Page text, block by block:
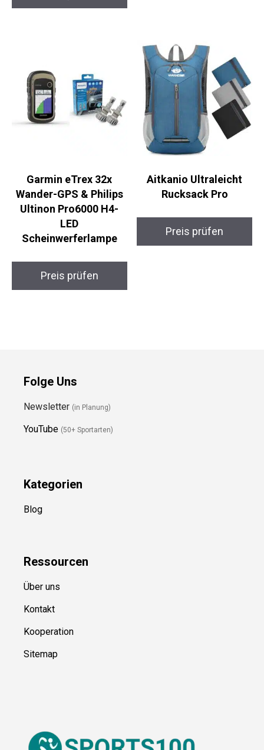
Garmin eTrex 32x
Wander-GPS & Philips
Ultinon Pro6000 H4-
LED
Scheinwerferlampe
Preis prüfen
Aitkanio Ultraleicht
Rucksack Pro
Preis prüfen
Folge Uns
Newsletter (in Planung)
YouTube (50+ Sportarten)
Kategorien
Blog
Ressourcen
Über uns
Kontakt
Kooperation
Sitemap